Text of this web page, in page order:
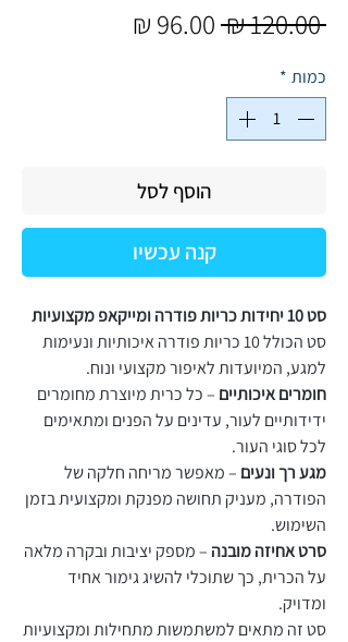
‏120.00 ‏₪
מחיר
כמות *
הוסף לסל
קנה עכשיו
סט 10 יחידות כריות פודרה ומייקאפ מקצועיות
סט הכולל 10 כריות פודרה איכותיות ונעימות
למגע, המיועדות לאיפור מקצועי ונוח.
חומרים איכותיים – כל כרית מיוצרת מחומרים
ידידותיים לעור, עדינים על הפנים ומתאימים
לכל סוגי העור.
מגע רך ונעים – מאפשר מריחה חלקה של
הפודרה, מעניק תחושה מפנקת ומקצועית בזמן
השימוש.
סרט אחיזה מובנה – מספק יציבות ובקרה מלאה
על הכרית, כך שתוכלי להשיג גימור אחיד
ומדויק.
סט זה מתאים למשתמשות מתחילות ומקצועיות